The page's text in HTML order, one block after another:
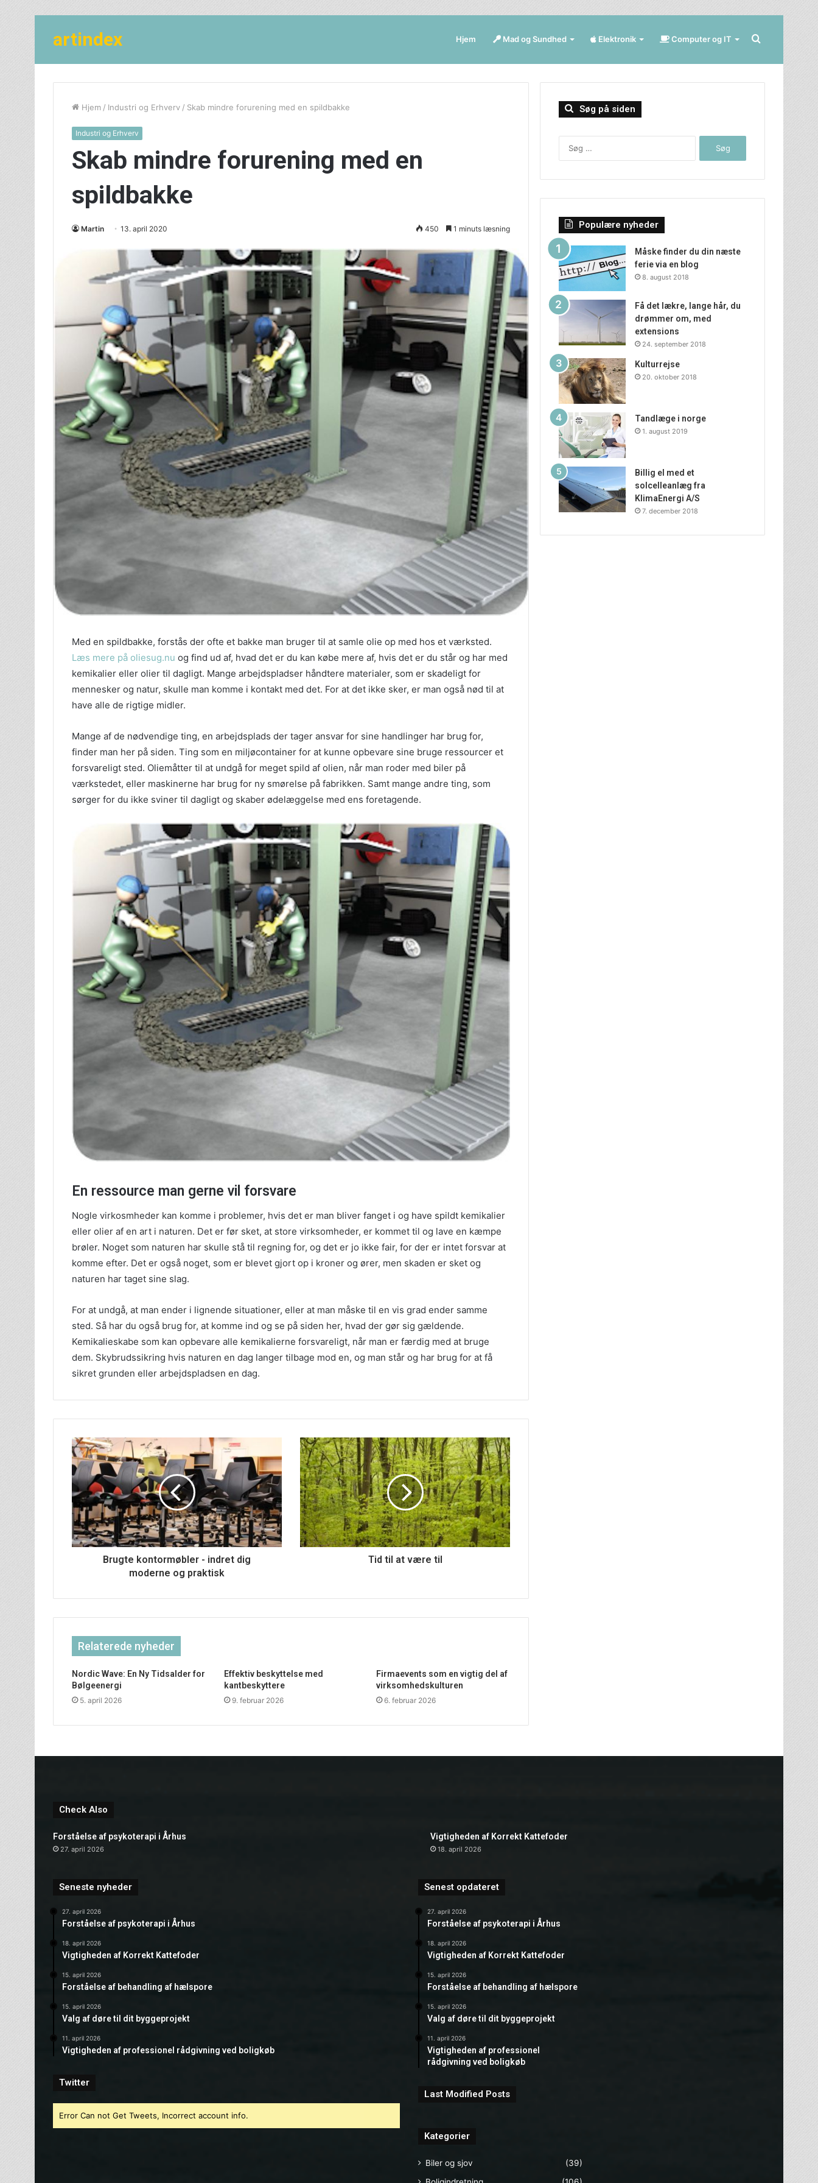
artindex Hjem Mad og Sundhed Elektronik Computer og IT Søg
efter
Hjem / Industri og Erhverv / Skab mindre forurening med en spildbakke
Industri og Erhverv
Skab mindre forurening med en
spildbakke
Martin 13. april 2020 450 1 minuts læsning
Med en spildbakke, forstås der ofte et bakke man bruger til at samle olie op med hos et værksted.
Læs mere på oliesug.nu og find ud af, hvad det er du kan købe mere af, hvis det er du står og har med
kemikalier eller olier til dagligt. Mange arbejdspladser håndtere materialer, som er skadeligt for
mennesker og natur, skulle man komme i kontakt med det. For at det ikke sker, er man også nød til at
have alle de rigtige midler.
Mange af de nødvendige ting, en arbejdsplads der tager ansvar for sine handlinger har brug for,
finder man her på siden. Ting som en miljøcontainer for at kunne opbevare sine bruge ressourcer et
forsvareligt sted. Oliemåtter til at undgå for meget spild af olien, når man roder med biler på
værkstedet, eller maskinerne har brug for ny smørelse på fabrikken. Samt mange andre ting, som
sørger for du ikke sviner til dagligt og skaber ødelæggelse med ens foretagende.
En ressource man gerne vil forsvare
Nogle virkosmheder kan komme i problemer, hvis det er man bliver fanget i og have spildt kemikalier
eller olier af en art i naturen. Det er før sket, at store virksomheder, er kommet til og lave en kæmpe
brøler. Noget som naturen har skulle stå til regning for, og det er jo ikke fair, for der er intet forsvar at
komme efter. Det er også noget, som er blevet gjort op i kroner og ører, men skaden er sket og
naturen har taget sine slag.
For at undgå, at man ender i lignende situationer, eller at man måske til en vis grad ender samme
sted. Så har du også brug for, at komme ind og se på siden her, hvad der gør sig gældende.
Kemikalieskabe som kan opbevare alle kemikalierne forsvareligt, når man er færdig med at bruge
dem. Skybrudssikring hvis naturen en dag langer tilbage mod en, og man står og har brug for at få
sikret grunden eller arbejdspladsen en dag.
Brugte kontormøbler - indret dig
moderne og praktisk
Tid til at være til
Relaterede nyheder
Nordic Wave: En Ny Tidsalder for
Bølgeenergi
5. april 2026
Effektiv beskyttelse med
kantbeskyttere
9. februar 2026
Firmaevents som en vigtig del af
virksomhedskulturen
6. februar 2026
Søg på siden
Populære nyheder
Måske finder du din næste
ferie via en blog
8. august 2018
Få det lækre, lange hår, du
drømmer om, med
extensions
24. september 2018
Kulturrejse
20. oktober 2018
Tandlæge i norge
1. august 2019
Billig el med et
solcelleanlæg fra
KlimaEnergi A/S
7. december 2018
Check Also
Forståelse af psykoterapi i Århus
27. april 2026
Vigtigheden af Korrekt Kattefoder
18. april 2026
Seneste nyheder
27. april 2026
Forståelse af psykoterapi i Århus
18. april 2026
Vigtigheden af Korrekt Kattefoder
15. april 2026
Forståelse af behandling af hælspore
15. april 2026
Valg af døre til dit byggeprojekt
11. april 2026
Vigtigheden af professionel rådgivning ved boligkøb
Twitter
Error Can not Get Tweets, Incorrect account info.
Senest opdateret
27. april 2026
Forståelse af psykoterapi i Århus
18. april 2026
Vigtigheden af Korrekt Kattefoder
15. april 2026
Forståelse af behandling af hælspore
15. april 2026
Valg af døre til dit byggeprojekt
11. april 2026
Vigtigheden af professionel
rådgivning ved boligkøb
Last Modified Posts
Kategorier
Biler og sjov
(39)